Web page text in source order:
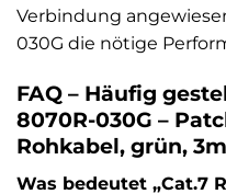
Verbindung
030G die nötige
FAQ – Häufig
8070R-030G –
Rohkabel, grün, 3m
Was bedeutet „Cat.7